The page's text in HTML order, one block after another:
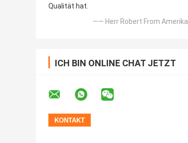
Qualität hat.
—— Herr Robert From Amerika
ICH BIN ONLINE CHAT JETZT